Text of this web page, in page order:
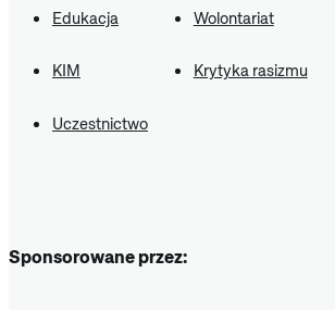
Edukacja Wolontariat
KIM Krytyka rasizmu
Uczestnictwo
Sponsorowane przez: